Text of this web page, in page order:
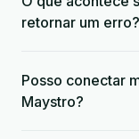
retornar um erro?
Posso conectar
Maystro?